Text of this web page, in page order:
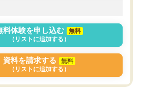
し出があり、あ
った為、塾に通
た。遅れも取り
の方は良かった
料体験を申し込む
無料
（リストに追加する）
資料を請求する
無料
（リストに追加する）